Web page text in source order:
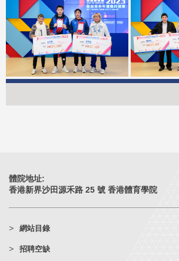
體院地址:
香港新界沙田源禾路 25 號 香港體育學院
網站目錄
招聘空缺